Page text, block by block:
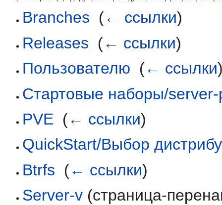
Branches (← ссылки)
Releases (← ссылки)
Пользователю (← ссылки
Стартовые наборы/server-
PVE (← ссылки)
QuickStart/Выбор
Btrfs (← ссылки)
Server-v (страница-